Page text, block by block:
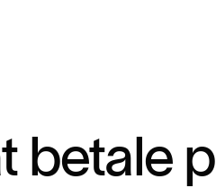
t betale p